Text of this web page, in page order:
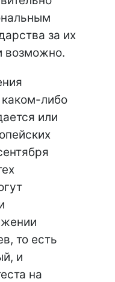
за их
возможно.
либо
или
то есть
и
на